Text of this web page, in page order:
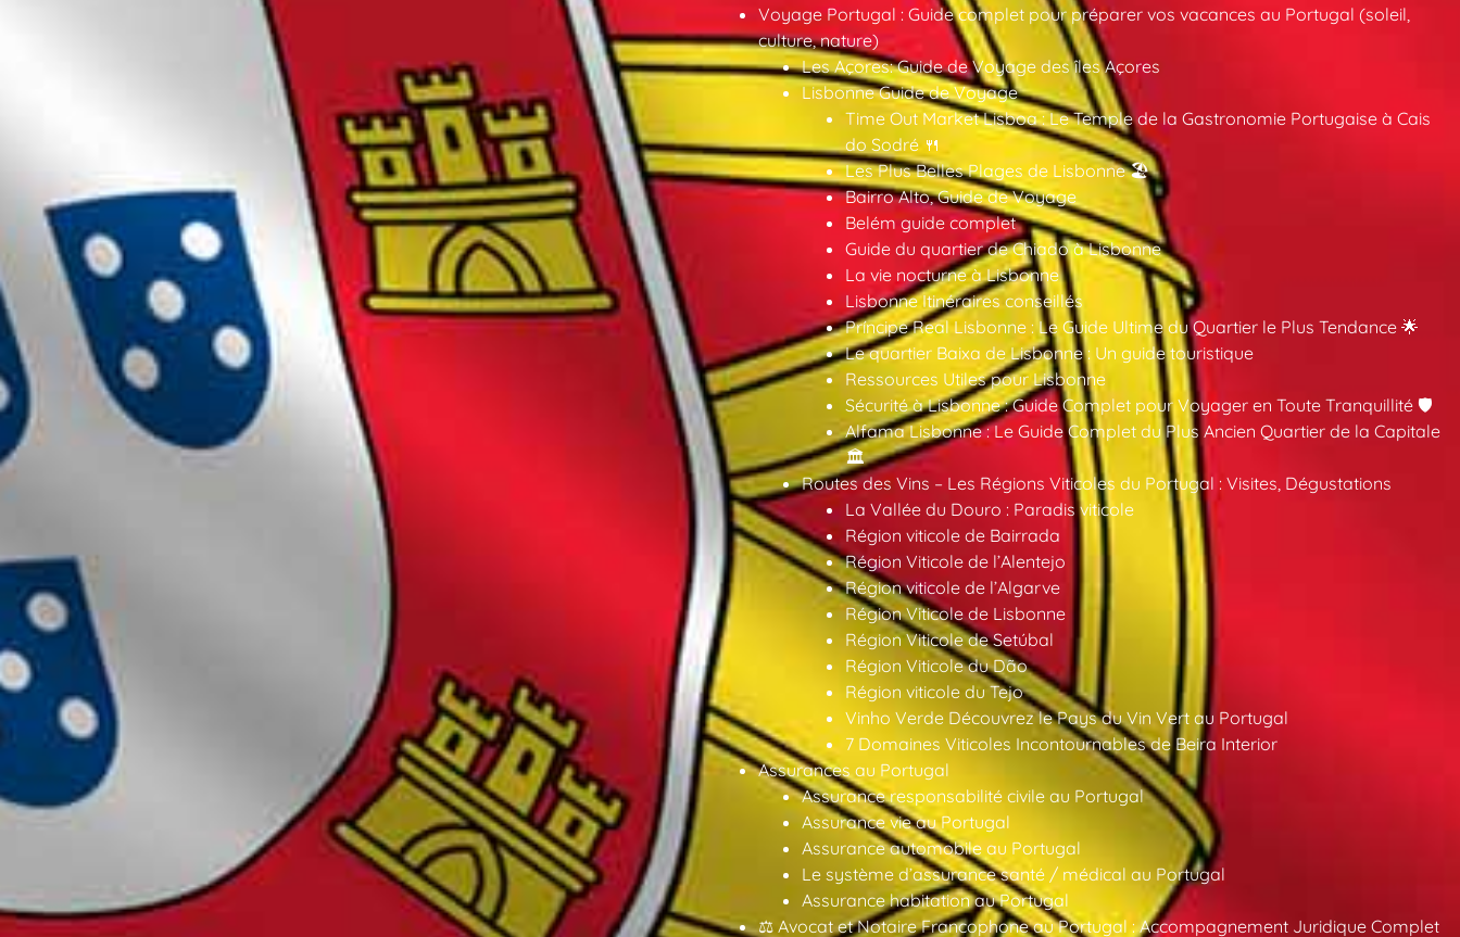
Voyage Portugal : Guide complet pour préparer vos vacances au Portugal (soleil,
culture, nature)
Les Açores: Guide de Voyage des îles Açores
Lisbonne Guide de Voyage
Time Out Market Lisboa : Le Temple de la Gastronomie Portugaise à Cais
do Sodré 🍴
Les Plus Belles Plages de Lisbonne 🏖️
Bairro Alto, Guide de Voyage
Belém guide complet
Guide du quartier de Chiado à Lisbonne
La vie nocturne à Lisbonne
Lisbonne Itinéraires conseillés
Príncipe Real Lisbonne : Le Guide Ultime du Quartier le Plus Tendance 🌟
Le quartier Baixa de Lisbonne : Un guide touristique
Ressources Utiles pour Lisbonne
Sécurité à Lisbonne : Guide Complet pour Voyager en Toute Tranquillité 🛡️
Alfama Lisbonne : Le Guide Complet du Plus Ancien Quartier de la Capitale
🏛️
Routes des Vins – Les Régions Viticoles du Portugal : Visites, Dégustations
La Vallée du Douro : Paradis viticole
Région viticole de Bairrada
Région Viticole de l’Alentejo
Région viticole de l’Algarve
Région Viticole de Lisbonne
Région Viticole de Setúbal
Région Viticole du Dão
Région viticole du Tejo
Vinho Verde Découvrez le Pays du Vin Vert au Portugal
7 Domaines Viticoles Incontournables de Beira Interior
Assurances au Portugal
Assurance responsabilité civile au Portugal
Assurance vie au Portugal
Assurance automobile au Portugal
Le système d’assurance santé / médical au Portugal
Assurance habitation au Portugal
⚖️ Avocat et Notaire Francophone au Portugal : Accompagnement Juridique Complet